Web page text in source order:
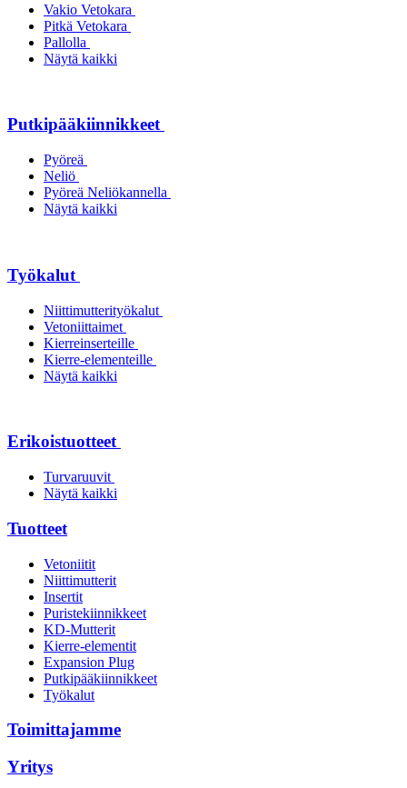
Vakio Vetokara
Pitkä Vetokara
Pallolla
Näytä kaikki
Putkipääkiinnikkeet
Pyöreä
Neliö
Pyöreä Neliökannella
Näytä kaikki
Työkalut
Niittimutterityökalut
Vetoniittaimet
Kierreinserteille
Kierre-elementeille
Näytä kaikki
Erikoistuotteet
Turvaruuvit
Näytä kaikki
Tuotteet
Vetoniitit
Niittimutterit
Insertit
Puristekiinnikkeet
KD-Mutterit
Kierre-elementit
Expansion Plug
Putkipääkiinnikkeet
Työkalut
Toimittajamme
Yritys